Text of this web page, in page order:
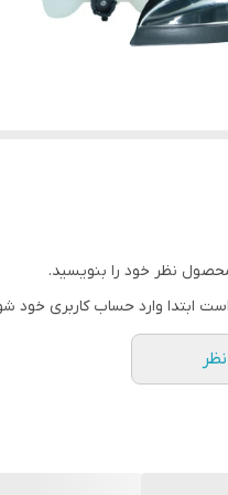
نظر خود را بنویسید.
ابتدا وارد حساب کاربری خود